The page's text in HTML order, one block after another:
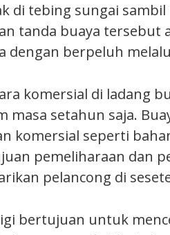
di tebing sungai
tanda buaya tersebut
dengan berpeluh
komersial di ladang
masa setahun saja.
komersial seperti
pemeliharaan dan
pelancong di
bertujuan untuk